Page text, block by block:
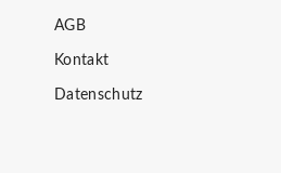
AGB
Kontakt
Datenschutz